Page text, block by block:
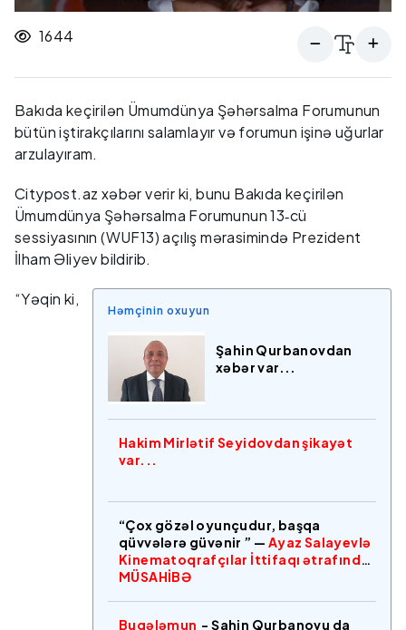
1644
Bakıda keçirilən Ümumdünya Şəhərsalma Forumunun
bütün iştirakçılarını salamlayır və forumun işinə uğurlar
arzulayıram.
Citypost.az xəbər verir ki, bunu Bakıda keçirilən
Ümumdünya Şəhərsalma Forumunun 13‑cü
sessiyasının (WUF13) açılış mərasimində Prezident
İlham Əliyev bildirib.
Həmçinin oxuyun
Şahin Qurbanovdan
xəbər var...
Hakim Mirlətif Seyidovdan şikayət
var...
“Çox gözəl oyunçudur, başqa
qüvvələrə güvənir ” — Ayaz Salayevlə
Kinematoqrafçılar İttifaqı ətrafında
MÜSAHİBƏ
Buqələmun - Şahin Qurbanovu da
“Yəqin ki,